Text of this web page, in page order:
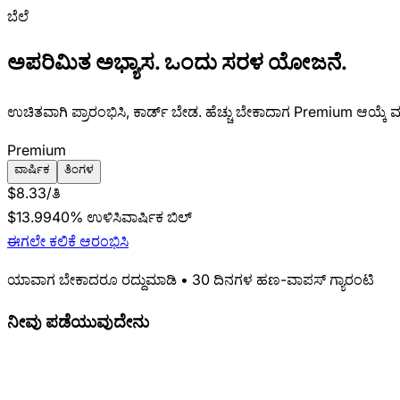
ಬೆಲೆ
ಅಪರಿಮಿತ ಅಭ್ಯಾಸ. ಒಂದು ಸರಳ ಯೋಜನೆ.
ಉಚಿತವಾಗಿ ಪ್ರಾರಂಭಿಸಿ, ಕಾರ್ಡ್ ಬೇಡ. ಹೆಚ್ಚು ಬೇಕಾದಾಗ Premium ಆಯ್ಕೆ
Premium
ವಾರ್ಷಿಕ ತಿಂಗಳ
$8.33/ತಿ
$13.9940% ಉಳಿಸಿವಾರ್ಷಿಕ ಬಿಲ್
ಈಗಲೇ ಕಲಿಕೆ ಆರಂಭಿಸಿ
ಯಾವಾಗ ಬೇಕಾದರೂ ರದ್ದುಮಾಡಿ • 30 ದಿನಗಳ ಹಣ-ವಾಪಸ್ ಗ್ಯಾರಂಟಿ
ನೀವು ಪಡೆಯುವುದೇನು